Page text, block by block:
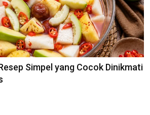
Simpel yang Cocok Dinikmati